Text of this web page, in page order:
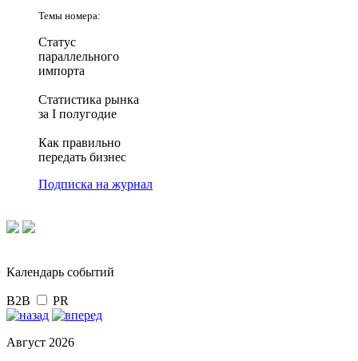
Темы номера:
Статус
параллельного
импорта
Статистика рынка
за I полугодие
Как правильно
передать бизнес
Подписка на журнал
Календарь событий
B2B PR
Август 2026